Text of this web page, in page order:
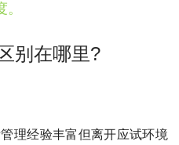
别在哪里?
经验丰富但离开应试环境